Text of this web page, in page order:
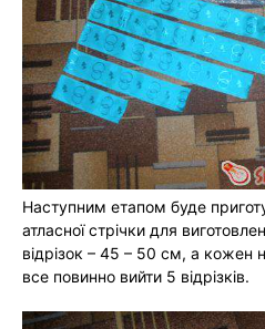
Наступним етапом буде
атласної стрічки для
відрізок – 45 – 50 см, а
все повинно вийти 5 відрізків.